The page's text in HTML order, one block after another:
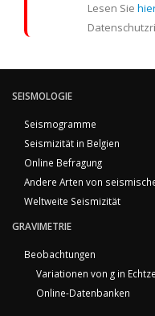
Lesen Sie
SEISMOLOGIE
Seismogramme
Seismizität in Belgien
Online Befragung
Andere Arten von
Weltweite Seismizität
GRAVIMETRIE
Beobachtungen
Variationen von g in
Online-Datenbanken